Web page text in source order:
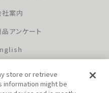
社案内
品アンケート
store or retrieve
information might be